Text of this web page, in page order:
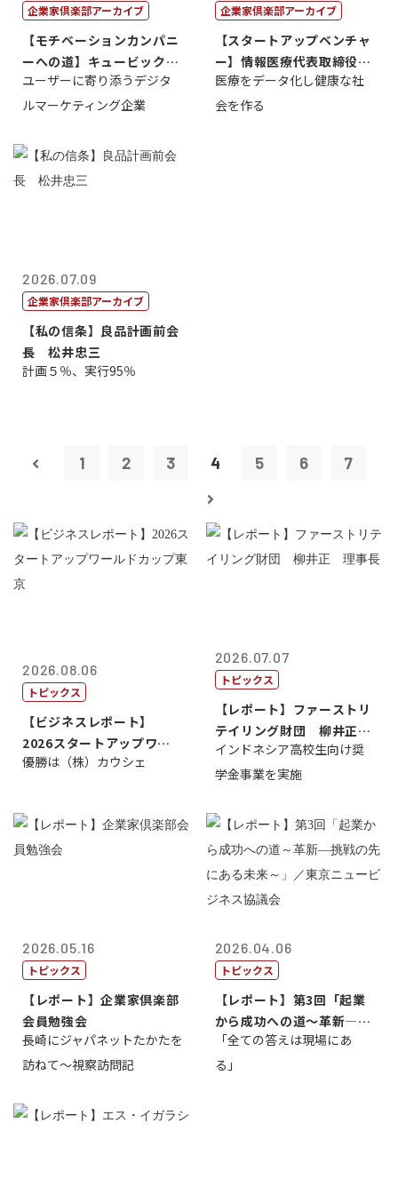
企業家倶楽部アーカイブ
【モチベーションカンパニ
ーへの道】キュービック代
表取締役CE...
ユーザーに寄り添うデジタ
ルマーケティング企業
企業家倶楽部アーカイブ
【スタートアップベンチャ
ー】情報医療代表取締役
原 聖吾
医療をデータ化し健康な社
会を作る
2026.07.09
企業家倶楽部アーカイブ
【私の信条】良品計画前会
長 松井忠三
計画５％、実行95％
1 2 3 4 5 6 7
2026.08.06
トピックス
【ビジネスレポート】
2026スタートアップワー
ルドカップ東京
優勝は（株）カウシェ
2026.07.07
トピックス
【レポート】ファーストリ
テイリング財団 柳井正
理事長
インドネシア高校生向け奨
学金事業を実施
2026.05.16
トピックス
【レポート】企業家倶楽部
会員勉強会
長崎にジャパネットたかたを
訪ねて～視察訪問記
2026.04.06
トピックス
【レポート】第3回「起業
から成功への道～革新―挑
戦の先にある...
「全ての答えは現場にあ
る」